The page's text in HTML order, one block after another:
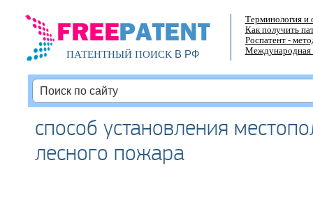
ПАТЕНТНЫЙ ПОИСКВ РФ
Терминология и
Как получить
Роспатент -
Международная
способ установления
лесного пожара